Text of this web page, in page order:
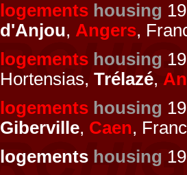
logements housing
d'Anjou, Angers,
logements housing
Hortensias, Trélazé,
logements housing
Giberville, Caen,
logements housing